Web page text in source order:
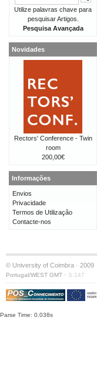
Utilize palavras chave para
pesquisar Artigos.
Pesquisa Avançada
Novidades
Rectors' Conference - Twin
room
200,00€
Informações
Envios
Privacidade
Termos de Utilização
Contacte-nos
© University of Coimbra · 2009
Portugal/WEST GMT · S:147
Parse Time: 0.038s